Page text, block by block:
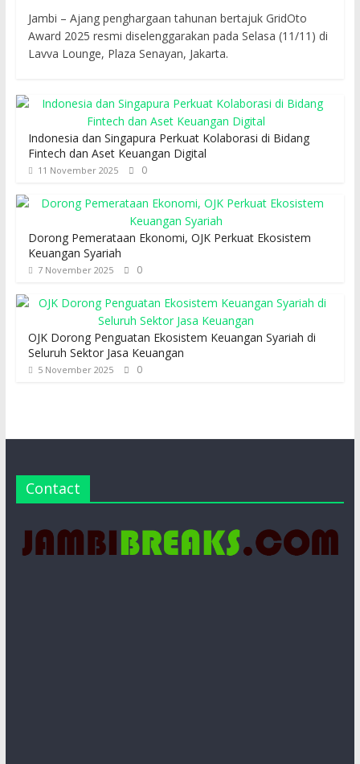
Jambi – Ajang penghargaan tahunan bertajuk GridOto
Award 2025 resmi diselenggarakan pada Selasa (11/11) di
Lavva Lounge, Plaza Senayan, Jakarta.
Indonesia dan Singapura Perkuat Kolaborasi di Bidang
Fintech dan Aset Keuangan Digital
11 November 2025 0
Dorong Pemerataan Ekonomi, OJK Perkuat Ekosistem
Keuangan Syariah
7 November 2025 0
OJK Dorong Penguatan Ekosistem Keuangan Syariah di
Seluruh Sektor Jasa Keuangan
5 November 2025 0
Contact